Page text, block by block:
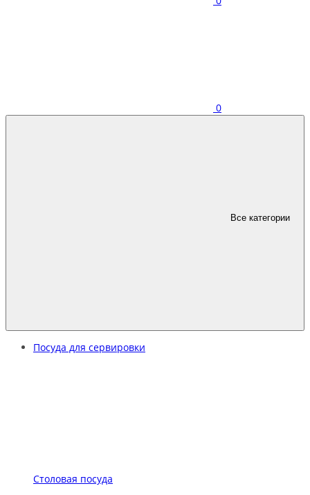
0
Все категории
Посуда для сервировки
Столовая посуда